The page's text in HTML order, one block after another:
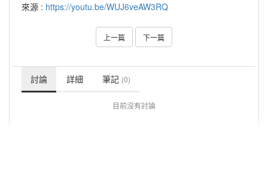
來源 : https://youtu.be/WUJ6veAW3RQ
上一篇 下一篇
討論 詳細 筆記 (0)
目前沒有討論